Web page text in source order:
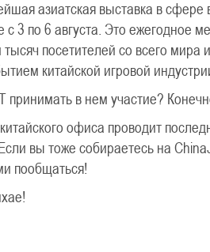
азиатская выставка в сфере
с 3 по 6 августа. Это ежегодное
тысяч посетителей со всего мира
китайской игровой
принимать в нем участие?
офиса проводит
вы тоже собираетесь на
пообщаться!